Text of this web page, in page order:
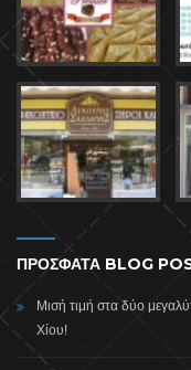
ΠΡΟΣΦΑΤΑ BLOG
Μισή τιμή στα δύο
Χίου!